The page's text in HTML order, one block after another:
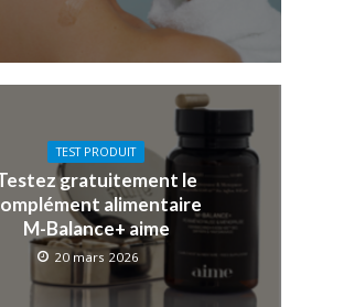
TEST PRODUIT
gratuitement le
alimentaire
M-Balance+ aime
20 mars 2026